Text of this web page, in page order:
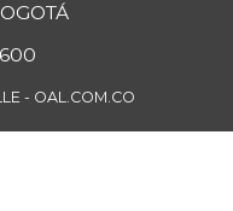
- OAL.COM.CO